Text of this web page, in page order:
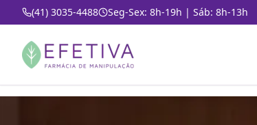
(41) 3035-4488 Seg-Sex: 8h-19h | Sáb: 8h-13h